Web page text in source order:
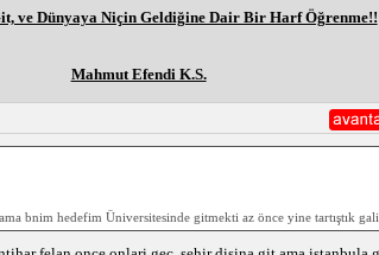
ve Dünyaya Niçin Geldiğine Dair Bir Harf Öğrenme!!
Mahmut Efendi K.S.
bnim hedefim Üniversitesinde gitmekti az önce yine tartıştık